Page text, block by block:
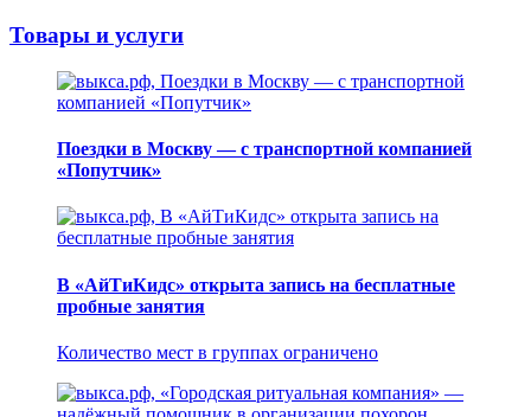
Товары и услуги
Поездки в Москву — с транспортной компанией
«Попутчик»
В «АйТиКидс» открыта запись на бесплатные
пробные занятия
Количество мест в группах ограничено